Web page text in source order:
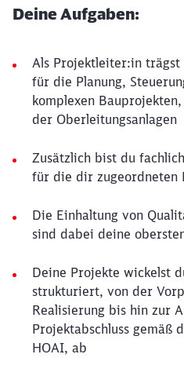
Deine Aufgaben:
Als Projektleiter:in trägst
für die Planung,
komplexen
der Oberleitungsanlagen
Zusätzlich bist du
für die dir zugeordneten
Die Einhaltung von
sind dabei deine
Deine Projekte wickelst
strukturiert, von der
Realisierung bis hin zur
Projektabschluss gemäß
HOAI, ab